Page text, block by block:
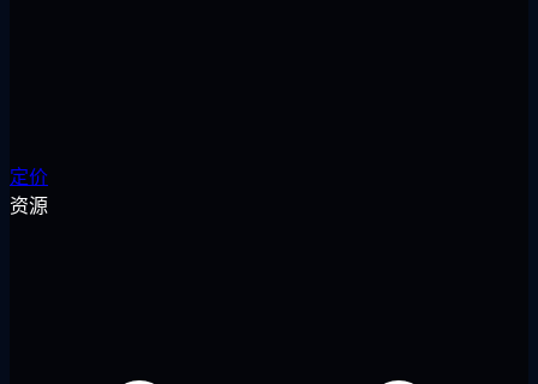
定价
资源